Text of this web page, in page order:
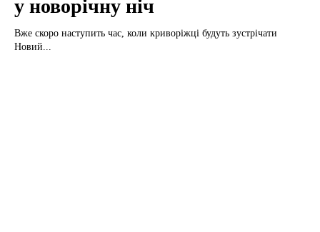
у новорічну ніч
Вже скоро наступить час, коли криворіжці будуть зустрічати
Новий...